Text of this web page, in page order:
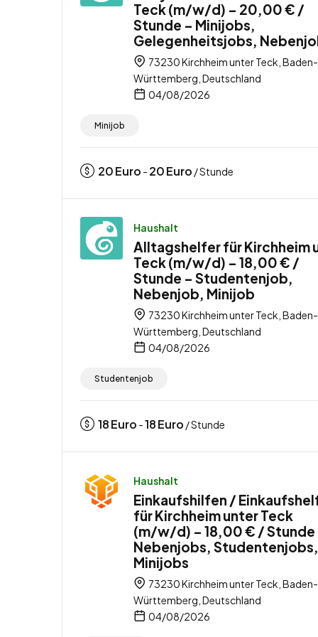
Teck (m/w/d) – 20,00 € /
Stunde – Minijobs,
Gelegenheitsjobs,
73230 Kirchheim unter Teck, Baden-
Württemberg, Deutschland
04/08/2026
Minijob
20Euro - 20Euro / Stunde
Haushalt
Alltagshelfer für Kirchheim
Teck (m/w/d) – 18,00 € /
Stunde – Studentenjob,
Nebenjob, Minijob
73230 Kirchheim unter Teck, Baden-
Württemberg, Deutschland
04/08/2026
Studentenjob
18Euro -18Euro / Stunde
Haushalt
Einkaufshilfen /
für Kirchheim unter Teck
(m/w/d) – 18,00 € / Stunde
Nebenjobs, Studentenjobs,
Minijobs
73230 Kirchheim unter Teck, Baden-
Württemberg, Deutschland
04/08/2026